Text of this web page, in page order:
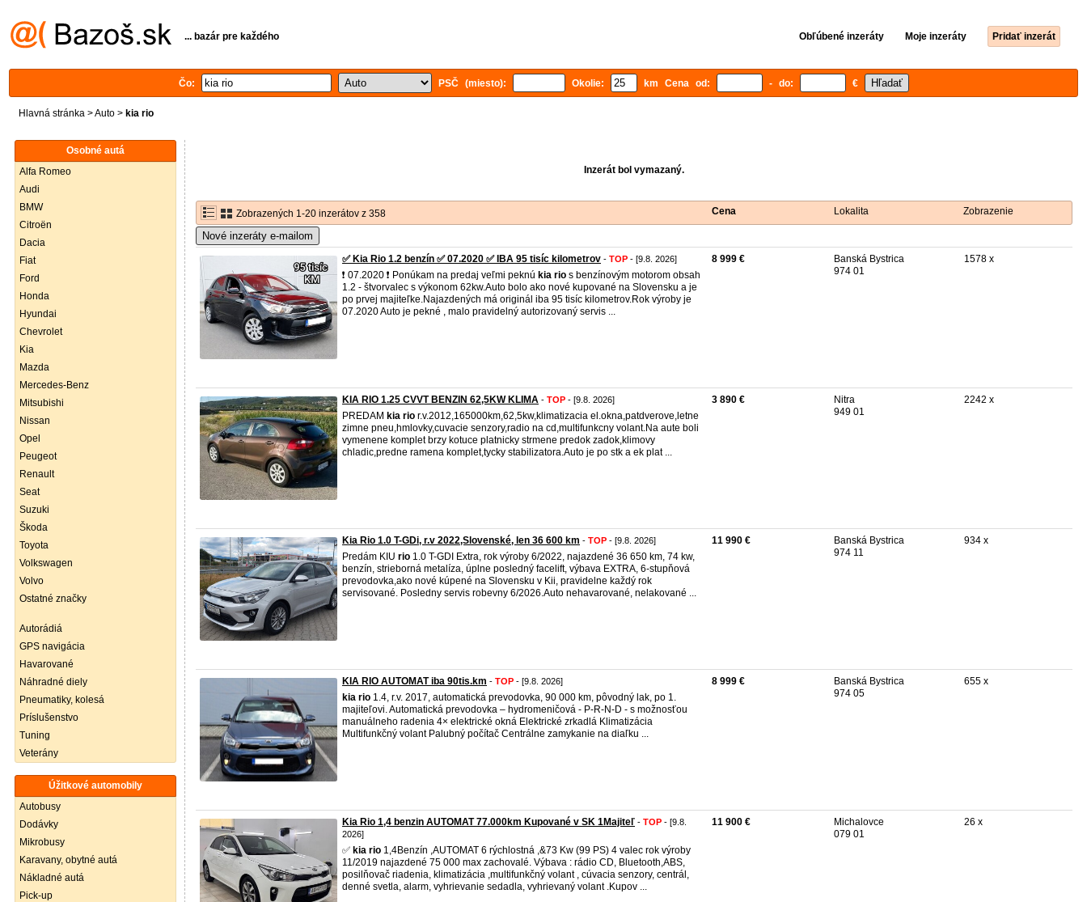
... bazár pre každého Obľúbené inzeráty Moje inzeráty Pridať inzerát
Čo: PSČ (miesto): Okolie: km Cena od: - do: €
Hlavná stránka >Auto > kia rio
Osobné autá
Alfa Romeo
Audi
BMW
Citroën
Dacia
Fiat
Ford
Honda
Hyundai
Chevrolet
Kia
Mazda
Mercedes-Benz
Mitsubishi
Nissan
Opel
Peugeot
Renault
Seat
Suzuki
Škoda
Toyota
Volkswagen
Volvo
Ostatné značky
Autorádiá
GPS navigácia
Havarované
Náhradné diely
Pneumatiky, kolesá
Príslušenstvo
Tuning
Veterány
Úžitkové automobily
Autobusy
Dodávky
Mikrobusy
Karavany, obytné autá
Nákladné autá
Pick-up
Inzerát bol vymazaný.
Zobrazených 1-20 inzerátov z 358 Cena Lokalita Zobrazenie
Nové inzeráty e-mailom
✅ Kia Rio 1.2 benzín ✅ 07.2020 ✅ IBA 95 tisíc kilometrov - TOP - [9.8. 2026]
❗ 07.2020 ❗ Ponúkam na predaj veľmi peknú kia rio s benzínovým motorom obsah
1.2 - štvorvalec s výkonom 62kw.Auto bolo ako nové kupované na Slovensku a je
po prvej majiteľke.Najazdených má originál iba 95 tisíc kilometrov.Rok výroby je
07.2020 Auto je pekné , malo pravidelný autorizovaný servis ...
8 999 €
Banská Bystrica
974 01
1578 x
KIA RIO 1.25 CVVT BENZIN 62,5KW KLIMA - TOP - [9.8. 2026]
PREDAM kia rio r.v.2012,165000km,62,5kw,klimatizacia el.okna,patdverove,letne
zimne pneu,hmlovky,cuvacie senzory,radio na cd,multifunkcny volant.Na aute boli
vymenene komplet brzy kotuce platnicky strmene predok zadok,klimovy
chladic,predne ramena komplet,tycky stabilizatora.Auto je po stk a ek plat ...
3 890 €
Nitra
949 01
2242 x
Kia Rio 1.0 T-GDi, r.v 2022,Slovenské, len 36 600 km - TOP - [9.8. 2026]
Predám KIU rio 1.0 T-GDI Extra, rok výroby 6/2022, najazdené 36 650 km, 74 kw,
benzín, strieborná metalíza, úplne posledný facelift, výbava EXTRA, 6-stupňová
prevodovka,ako nové kúpené na Slovensku v Kii, pravidelne každý rok
servisované. Posledny servis robevny 6/2026.Auto nehavarované, nelakované ...
11 990 €
Banská Bystrica
974 11
934 x
KIA RIO AUTOMAT iba 90tis.km - TOP - [9.8. 2026]
kia rio 1.4, r.v. 2017, automatická prevodovka, 90 000 km, pôvodný lak, po 1.
majiteľovi. Automatická prevodovka – hydromeničová - P-R-N-D - s možnosťou
manuálneho radenia 4× elektrické okná Elektrické zrkadlá Klimatizácia
Multifunkčný volant Palubný počítač Centrálne zamykanie na diaľku ...
8 999 €
Banská Bystrica
974 05
655 x
Kia Rio 1,4 benzin AUTOMAT 77.000km Kupované v SK 1Majiteľ - TOP - [9.8.
2026]
✅ kia rio 1,4Benzín ,AUTOMAT 6 rýchlostná ,&73 Kw (99 PS) 4 valec rok výroby
11/2019 najazdené 75 000 max zachovalé. Výbava : rádio CD, Bluetooth,ABS,
posilňovač riadenia, klimatizácia ,multifunkčný volant , cúvacia senzory, centrál,
denné svetla, alarm, vyhrievanie sedadla, vyhrievaný volant .Kupov ...
11 900 €
Michalovce
079 01
26 x